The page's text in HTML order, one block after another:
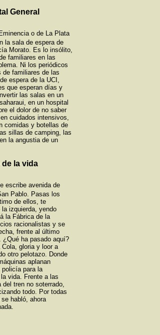
General
o de La Plata
la sala de espera de
Morato. Es lo insólito,
familiares en las
Ni los periódicos
de familiares de las
espera de la UCI,
que esperan días y
las salas en un
en un hospital
el dolor de no saber
cuidados intensivos,
comidas y botellas de
sillas de camping, las
la angustia de un
la vida
escribe avenida de
Pablo. Pasas los
de ellos, te
izquierda, yendo
la Fábrica de la
racionalistas y se
frente al último
¿Qué ha pasado aquí?
gloria y loor a
otro pelotazo. Donde
aplanan
policía para la
vida. Frente a las
tren no soterrado,
todo. Por todas
habló, ahora